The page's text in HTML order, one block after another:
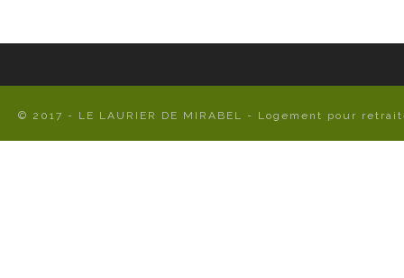
© 2017 - LE LAURIER DE MIRABEL - Logement pour